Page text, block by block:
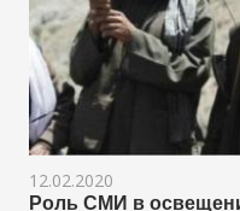
12.02.2020
Роль СМИ в